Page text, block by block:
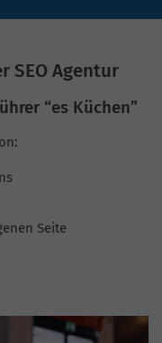
SEO Agentur
“es Küchen”
Seite